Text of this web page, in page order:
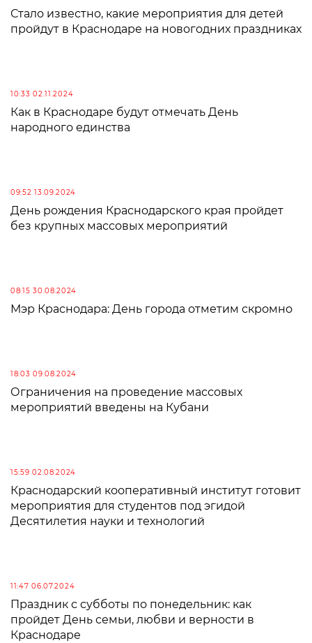
Стало известно, какие мероприятия для детей
пройдут в Краснодаре на новогодних праздниках
10:33 02.11.2024
Как в Краснодаре будут отмечать День
народного единства
09:52 13.09.2024
День рождения Краснодарского края пройдет
без крупных массовых мероприятий
08:15 30.08.2024
Мэр Краснодара: День города отметим скромно
18:03 09.08.2024
Ограничения на проведение массовых
мероприятий введены на Кубани
15:59 02.08.2024
Краснодарский кооперативный институт готовит
мероприятия для студентов под эгидой
Десятилетия науки и технологий
11:47 06.07.2024
Праздник с субботы по понедельник: как
пройдет День семьи, любви и верности в
Краснодаре